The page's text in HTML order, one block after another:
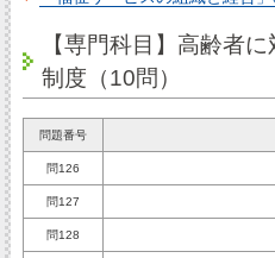
【専門科目】高齢者
制度（10問）
問題番号
問126
問127
問128